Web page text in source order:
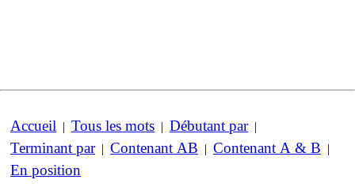
Accueil | Tous les mots | Débutant par|
Terminant par| Contenant AB | Contenant A & B |
En position